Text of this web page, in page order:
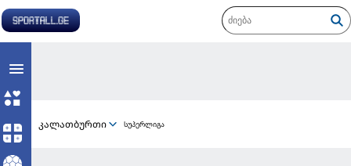
კალათბურთი სუპერლიგა